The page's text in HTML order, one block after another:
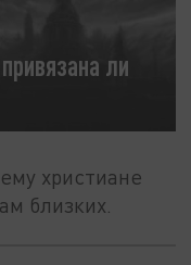
ли
христиане
близких.